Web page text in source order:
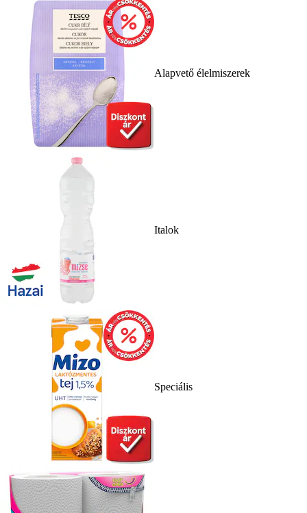
Alapvető élelmiszerek
Italok
Speciális